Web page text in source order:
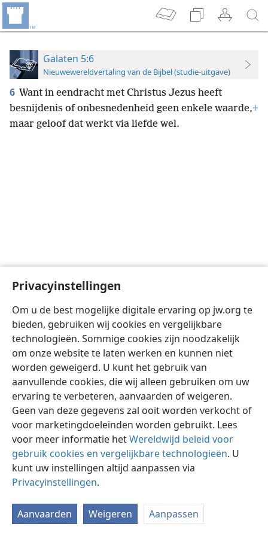
Privacyinstellingen
Om u de best mogelijke digitale ervaring op jw.org te
bieden, gebruiken wij cookies en vergelijkbare
technologieën. Sommige cookies zijn noodzakelijk
om onze website te laten werken en kunnen niet
worden geweigerd. U kunt het gebruik van
aanvullende cookies, die wij alleen gebruiken om uw
ervaring te verbeteren, aanvaarden of weigeren.
Geen van deze gegevens zal ooit worden verkocht of
voor marketingdoeleinden worden gebruikt. Lees
voor meer informatie hetWereldwijd beleid voor
gebruik cookies en vergelijkbare technologieën. U
kunt uw instellingen altijd aanpassen via
Privacyinstellingen.
Aanvaarden Weigeren Aanpassen
Galaten 5:6
Nieuwewereldvertaling van de Bijbel (studie-uitgave)
6 Want in eendracht met Christus Jezus heeft
besnijdenis of onbesnedenheid geen enkele waarde,+
maar geloof dat werkt via liefde wel.
Nederlands Instellingen
Copyright © 2026 Watch Tower Bible and Tract Society of Pennsylvania
Gebruiksvoorwaarden Privacybeleid
JW.ORG
Inloggen